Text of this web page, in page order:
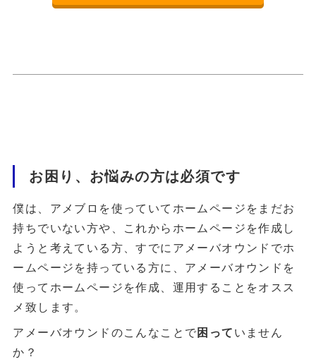
お困り、お悩みの方は必須です
僕は、アメブロを使っていてホームページをまだお
持ちでいない方や、これからホームページを作成し
ようと考えている方、すでにアメーバオウンドでホ
ームページを持っている方に、アメーバオウンドを
使ってホームページを作成、運用することをオスス
メ致します。
アメーバオウンドのこんなことで 困って いません
か？